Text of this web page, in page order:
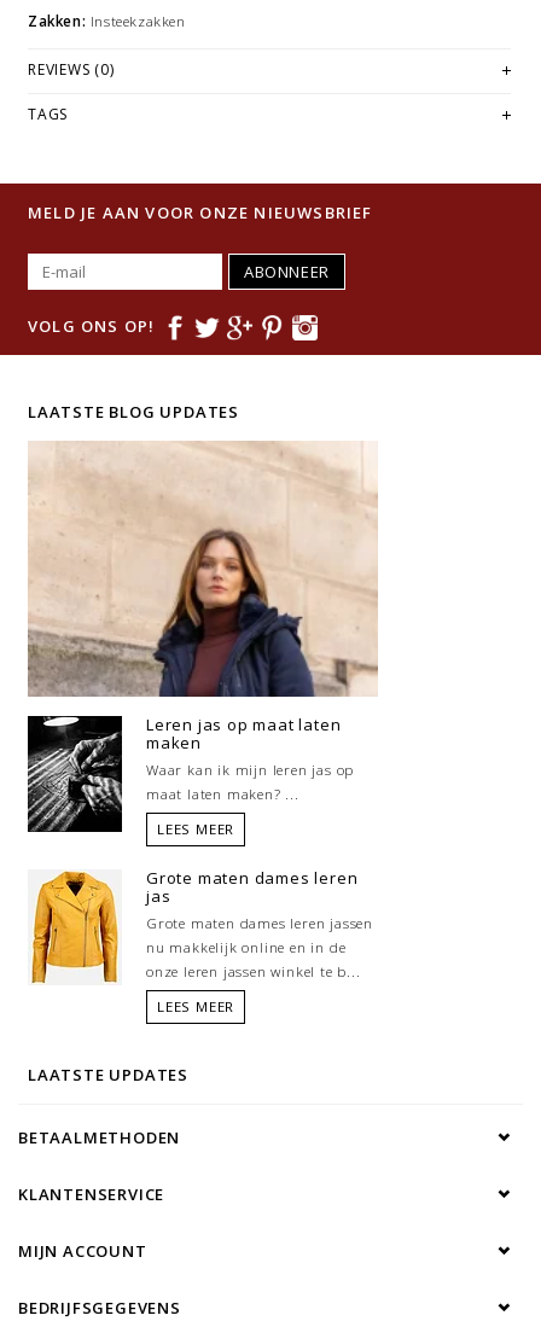
Zakken: Insteekzakken
REVIEWS (0)
TAGS
MELD JE AAN VOOR ONZE NIEUWSBRIEF
ABONNEER
VOLG ONS OP!
LAATSTE BLOG UPDATES
Leren jas op maat laten
maken
Waar kan ik mijn leren jas op
maat laten maken? ...
LEES MEER
Grote maten dames leren
jas
Grote maten dames leren jassen
nu makkelijk online en in de
onze leren jassen winkel te b...
LEES MEER
LAATSTE UPDATES
BETAALMETHODEN
KLANTENSERVICE
MIJN ACCOUNT
BEDRIJFSGEGEVENS